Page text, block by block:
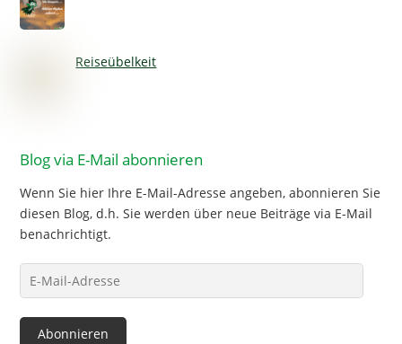
Reiseübelkeit
Blog via E-Mail abonnieren
Wenn Sie hier Ihre E-Mail-Adresse angeben, abonnieren Sie
diesen Blog, d.h. Sie werden über neue Beiträge via E-Mail
benachrichtigt.
E-
Mail-
Adresse
Abonnieren